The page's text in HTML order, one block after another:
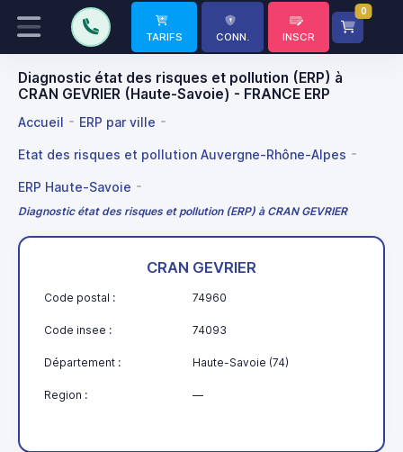
TARIFS CONN. INSCR
0
Diagnostic état des risques et pollution (ERP) à
CRAN GEVRIER (Haute-Savoie) - FRANCE ERP
Accueil ERP par ville
Etat des risques et pollution Auvergne-Rhône-Alpes
ERP Haute-Savoie
Diagnostic état des risques et pollution (ERP) à CRAN GEVRIER
CRAN GEVRIER
Code postal : 74960
Code insee : 74093
Département : Haute-Savoie (74)
Region : —